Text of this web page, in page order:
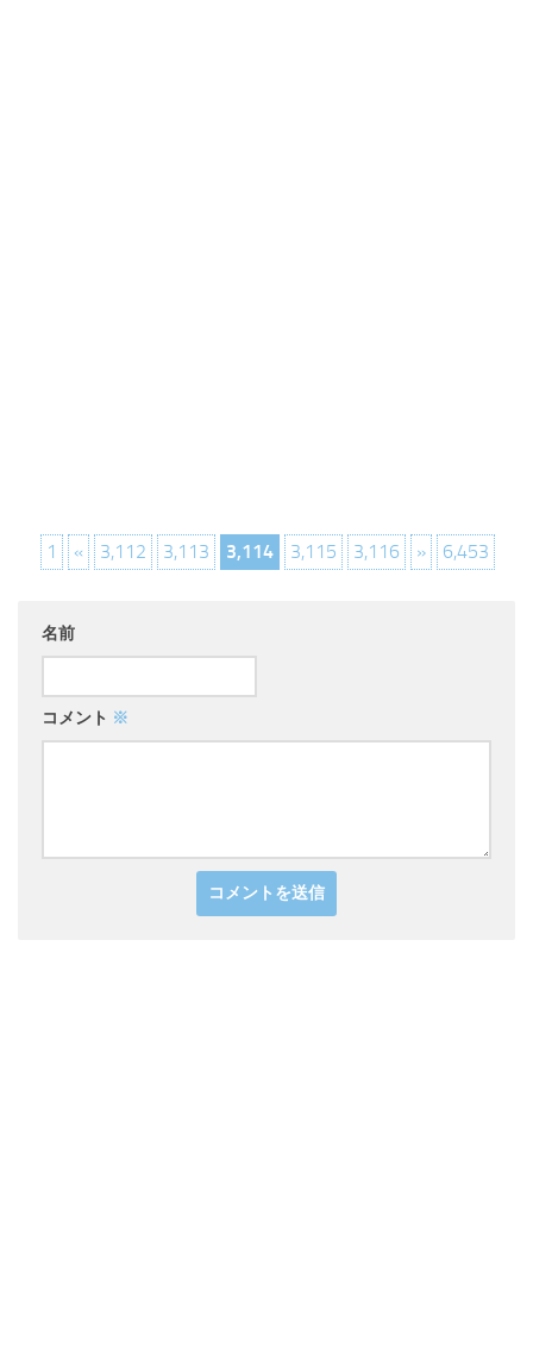
1 « 3,112 3,113 3,114 3,115 3,116 » 6,453
名前
コメント ※